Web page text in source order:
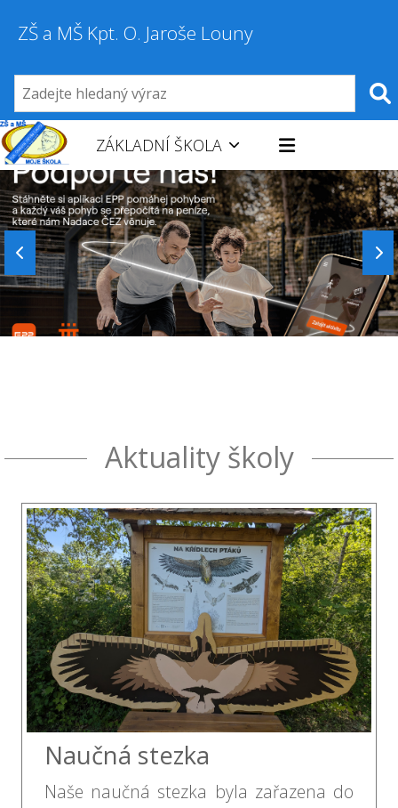
ZŠ a MŠ Kpt. O. Jaroše Louny
ZÁKLADNÍ ŠKOLA
Aktuality školy
Naučná stezka
Naše naučná stezka byla zařazena do